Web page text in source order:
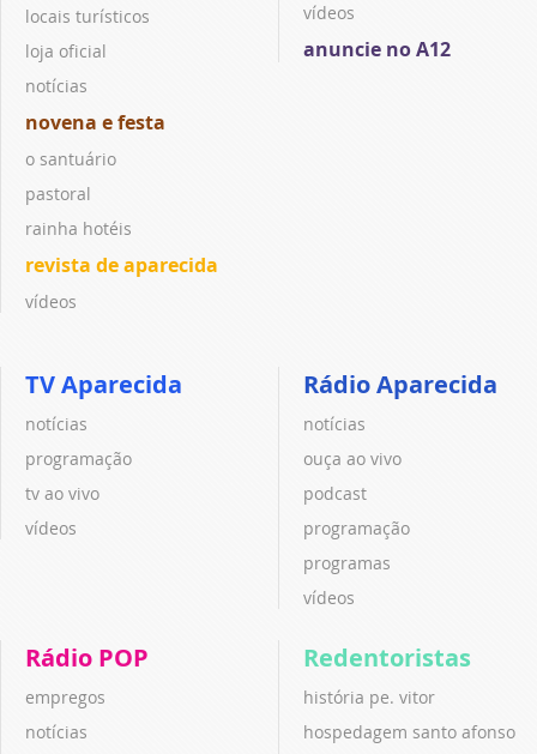
locais turísticos
loja oficial
notícias
novena e festa
o santuário
pastoral
rainha hotéis
revista de aparecida
vídeos
vídeos
anuncie no A12
TV Aparecida
notícias
programação
tv ao vivo
vídeos
Rádio Aparecida
notícias
ouça ao vivo
podcast
programação
programas
vídeos
Rádio POP
empregos
notícias
Redentoristas
história pe. vitor
hospedagem santo afonso